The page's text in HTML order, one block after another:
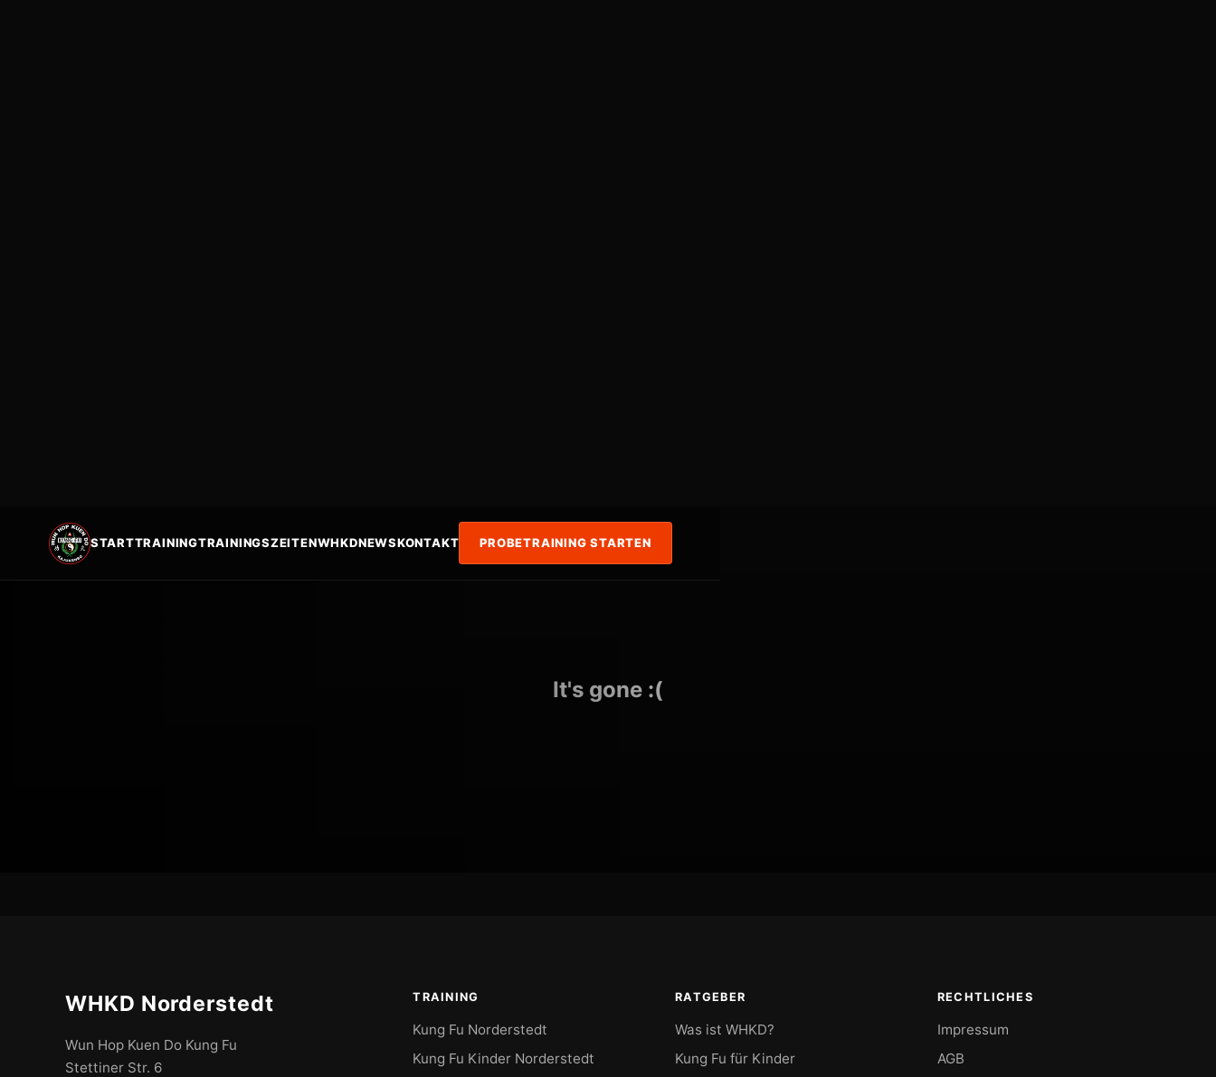
STARTTRAININGTRAININGSZEITENWHKDNEWSKONTAKT PROBETRAINING STARTEN
It's gone :(
WHKD Norderstedt
Wun Hop Kuen Do Kung Fu
Stettiner Str. 6
TRAINING
Kung Fu Norderstedt
Kung Fu Kinder Norderstedt
RATGEBER
Was ist WHKD?
Kung Fu für Kinder
RECHTLICHES
Impressum
AGB